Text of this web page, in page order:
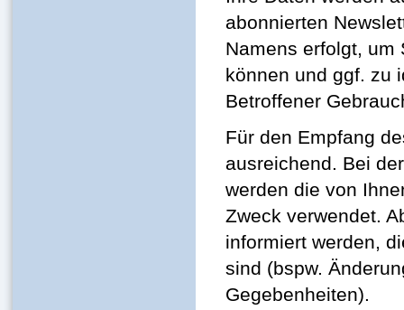
abonnierten
Namens erfolgt, um
können und ggf. zu
Betroffener
Für den Empfang
ausreichend. Bei
werden die von
Zweck verwendet.
informiert werden,
sind (bspw.
Gegebenheiten).